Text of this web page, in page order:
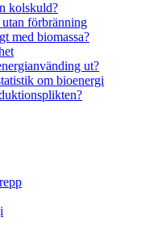
kolskuld?
förbränning
med biomassa?
ut?
om bioenergi